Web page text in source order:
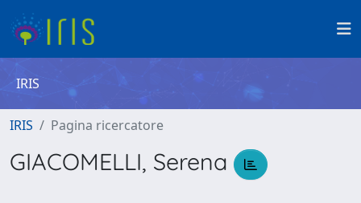
IRIS
IRIS Pagina ricercatore
GIACOMELLI, Serena